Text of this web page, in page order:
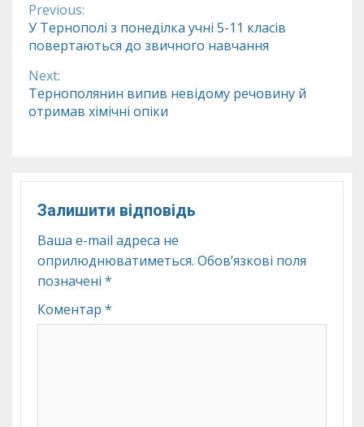
Continue
Reading
Previous:
У Тернополі з понеділка учні 5-11 класів
повертаються до звичного навчання
Next:
Тернополянин випив невідому речовину й
отримав хімічні опіки
Залишити відповідь
Ваша e-mail адреса не
оприлюднюватиметься. Обов’язкові поля
позначені *
Коментар *